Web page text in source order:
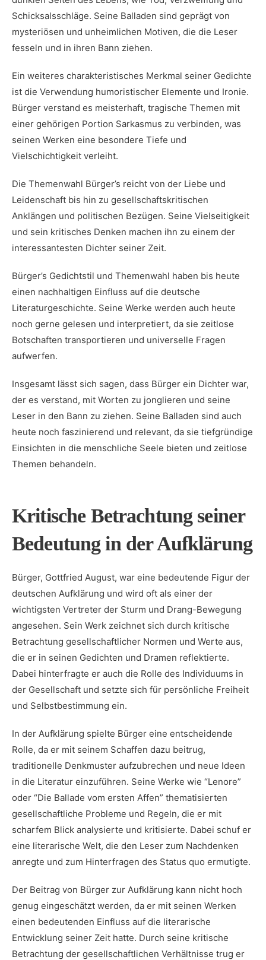
Schicksalsschläge. Seine Balladen sind geprägt von​
mysteriösen⁣ und unheimlichen Motiven, die die Leser
fesseln und in ihren Bann ‍ziehen.
Ein weiteres charakteristisches Merkmal seiner Gedichte
ist die Verwendung humoristischer Elemente und Ironie.
Bürger verstand es meisterhaft, tragische Themen mit
einer gehörigen Portion Sarkasmus zu verbinden, was
seinen Werken eine besondere Tiefe und
Vielschichtigkeit verleiht.
Die Themenwahl Bürger’s reicht von der Liebe und
Leidenschaft ‍bis hin zu gesellschaftskritischen
Anklängen und politischen Bezügen. Seine⁢ Vielseitigkeit
und sein kritisches Denken machen‍ ihn zu einem der
interessantesten Dichter seiner Zeit.
Bürger’s Gedichtstil und Themenwahl haben bis heute
einen nachhaltigen Einfluss auf‍ die deutsche
Literaturgeschichte. Seine Werke ‍werden auch heute
noch gerne gelesen und interpretiert, da sie⁢ zeitlose
Botschaften transportieren und universelle Fragen⁤
aufwerfen.
Insgesamt lässt sich sagen, dass Bürger ein⁣ Dichter war,
der es verstand, mit ‍Worten zu jonglieren und seine
Leser in den Bann zu ziehen. Seine Balladen sind auch
heute noch faszinierend und relevant, ‍da sie tiefgründige
Einsichten in die menschliche Seele bieten und zeitlose
Themen behandeln.
Kritische Betrachtung seiner
Bedeutung in der Aufklärung
Bürger, Gottfried August, war eine bedeutende Figur der
deutschen Aufklärung ⁣und wird oft als einer ⁤der
wichtigsten Vertreter der ⁣Sturm und Drang-Bewegung
angesehen. Sein‌ Werk zeichnet‍ sich durch kritische
Betrachtung gesellschaftlicher Normen und Werte aus,
die er in seinen Gedichten und Dramen reflektierte.
Dabei hinterfragte er auch die Rolle ​des Individuums in
der Gesellschaft und setzte sich‍ für persönliche Freiheit
und Selbstbestimmung ein.
In der Aufklärung spielte Bürger eine​ entscheidende
Rolle, da er ​mit seinem⁢ Schaffen dazu beitrug,
traditionelle Denkmuster​ aufzubrechen⁣ und ​neue Ideen
in die Literatur einzuführen. Seine Werke wie “Lenore”​
oder “Die Ballade vom ersten Affen” thematisierten
gesellschaftliche Probleme und Regeln,⁣ die er mit
scharfem Blick analysierte und kritisierte. Dabei schuf‌ er
eine literarische Welt, die ⁢den Leser zum ​Nachdenken
anregte ‌und zum Hinterfragen ⁢des Status‌ quo ermutigte.
Der Beitrag von Bürger zur Aufklärung kann nicht hoch
genug eingeschätzt werden, da er mit seinen Werken
einen bedeutenden Einfluss auf die literarische
⁣Entwicklung seiner Zeit hatte. Durch‌ seine kritische
Betrachtung der gesellschaftlichen Verhältnisse trug er